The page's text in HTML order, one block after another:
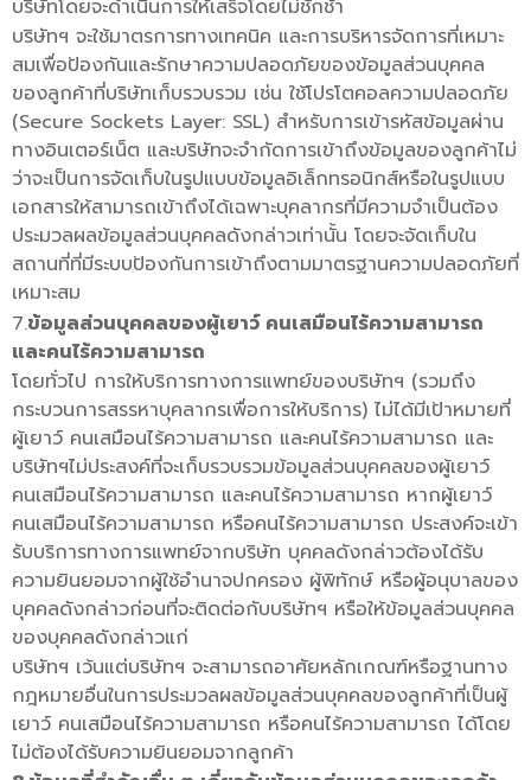
บริษัทโดยจะดำเนินการให้เสร็จโดยไม่ชักช้า
บริษัทฯ จะใช้มาตรการทางเทคนิค และการบริหารจัดการที่เหมาะ
สมเพื่อป้องกันและรักษาความปลอดภัยของข้อมูลส่วนบุคคล
ของลูกค้าที่บริษัทเก็บรวบรวม เช่น ใช้โปรโตคอลความปลอดภัย
(Secure Sockets Layer: SSL) สำหรับการเข้ารหัสข้อมูลผ่าน
ทางอินเตอร์เน็ต และบริษัทจะจำกัดการเข้าถึงข้อมูลของลูกค้าไม่
ว่าจะเป็นการจัดเก็บในรูปแบบข้อมูลอิเล็กทรอนิกส์หรือในรูปแบบ
เอกสารให้สามารถเข้าถึงได้เฉพาะบุคลากรที่มีความจำเป็นต้อง
ประมวลผลข้อมูลส่วนบุคคลดังกล่าวเท่านั้น โดยจะจัดเก็บใน
สถานที่ที่มีระบบป้องกันการเข้าถึงตามมาตรฐานความปลอดภัยที่
เหมาะสม
7.ข้อมูลส่วนบุคคลของผู้เยาว์ คนเสมือนไร้ความสามารถ
และคนไร้ความสามารถ
โดยทั่วไป การให้บริการทางการแพทย์ของบริษัทฯ (รวมถึง
กระบวนการสรรหาบุคลากรเพื่อการให้บริการ) ไม่ได้มีเป้าหมายที่
ผู้เยาว์ คนเสมือนไร้ความสามารถ และคนไร้ความสามารถ และ
บริษัทฯไม่ประสงค์ที่จะเก็บรวบรวมข้อมูลส่วนบุคคลของผู้เยาว์
คนเสมือนไร้ความสามารถ และคนไร้ความสามารถ หากผู้เยาว์
คนเสมือนไร้ความสามารถ หรือคนไร้ความสามารถ ประสงค์จะเข้า
รับบริการทางการแพทย์จากบริษัท บุคคลดังกล่าวต้องได้รับ
ความยินยอมจากผู้ใช้อำนาจปกครอง ผู้พิทักษ์ หรือผู้อนุบาลของ
บุคคลดังกล่าวก่อนที่จะติดต่อกับบริษัทฯ หรือให้ข้อมูลส่วนบุคคล
ของบุคคลดังกล่าวแก่
บริษัทฯ เว้นแต่บริษัทฯ จะสามารถอาศัยหลักเกณฑ์หรือฐานทาง
กฎหมายอื่นในการประมวลผลข้อมูลส่วนบุคคลของลูกค้าที่เป็นผู้
เยาว์ คนเสมือนไร้ความสามารถ หรือคนไร้ความสามารถ ได้โดย
ไม่ต้องได้รับความยินยอมจากลูกค้า